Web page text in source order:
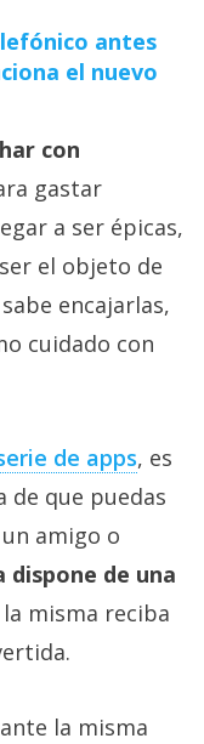
antes
el nuevo
con
gastar
a ser épicas,
el objeto de
encajarlas,
cuidado con
de apps, es
de que puedas
amigo o
de una
misma reciba
la misma